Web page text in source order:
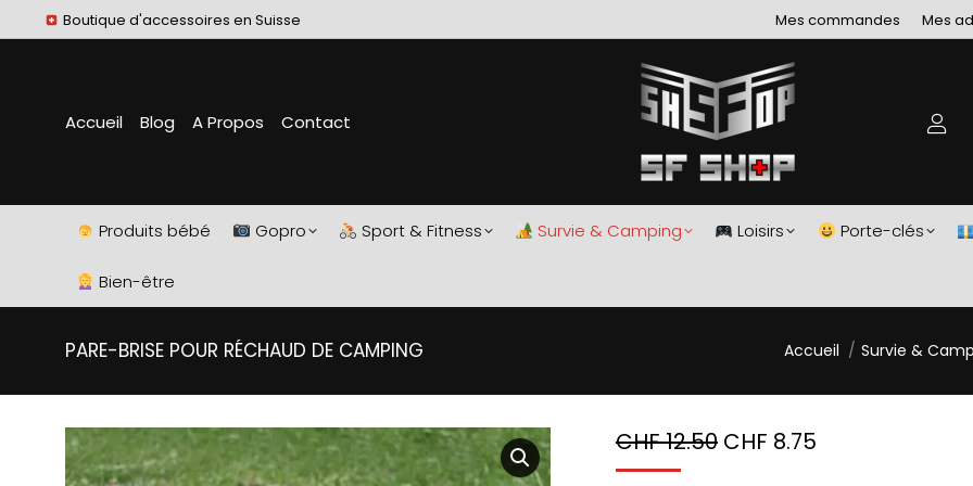
Boutique d'accessoires en Suisse Mes commandes Mes
Accueil Blog A Propos Contact
Produits bébé Gopro Sport & Fitness Survie & Camping Loisirs Porte-clés
Bien-être
PARE-BRISE POUR RÉCHAUD DE CAMPING Vous êtes ici :
Accueil Survie &
CHF12.50 CHF 8.75